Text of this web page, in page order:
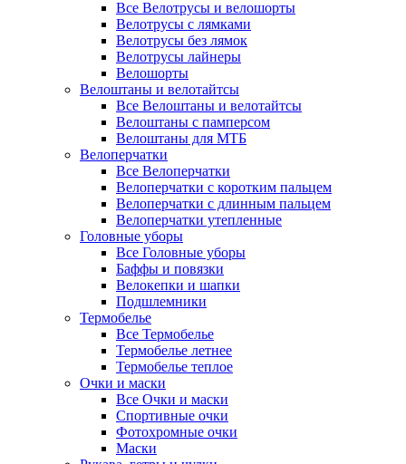
Все Велотрусы и велошорты
Велотрусы с лямками
Велотрусы без лямок
Велотрусы лайнеры
Велошорты
Велоштаны и велотайтсы
Все Велоштаны и велотайтсы
Велоштаны с памперсом
Велоштаны для МТБ
Велоперчатки
Все Велоперчатки
Велоперчатки с коротким пальцем
Велоперчатки с длинным пальцем
Велоперчатки утепленные
Головные уборы
Все Головные уборы
Баффы и повязки
Велокепки и шапки
Подшлемники
Термобелье
Все Термобелье
Термобелье летнее
Термобелье теплое
Очки и маски
Все Очки и маски
Спортивные очки
Фотохромные очки
Маски